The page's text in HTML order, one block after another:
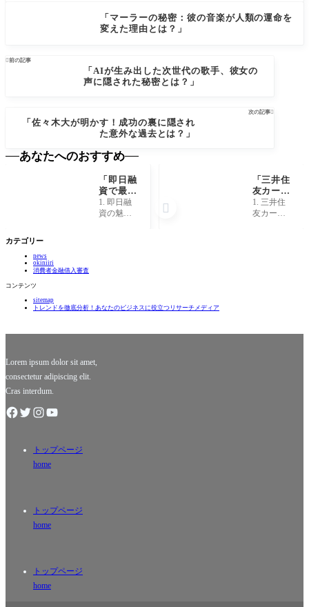
「マーラーの秘密：彼の音楽が人類の運命を
変えた理由とは？」
前の記事
「AIが生み出した次世代の歌手、彼女の
声に隠された秘密とは？」
次の記事
「佐々木大が明かす！成功の裏に隠され
た意外な過去とは？」
カテゴリー
news
okiniiri
消費者金融借入審査
コンテンツ
sitemap
トレンドを徹底分析！あなたのビジネスに役立つリサーチメディア
あなたへのおすすめ
「即日融
資で最大
50万円！
あなたも
1. 即日融
資の魅力
段となっ
す。急な
「三井住
友カード
の即日融
資、実は
1. 三井住
友カード
ための心

Lorem ipsum dolor sit amet,
consectetur adipiscing elit.
Cras interdum.
トップページ
home
トップページ
home
トップページ
home